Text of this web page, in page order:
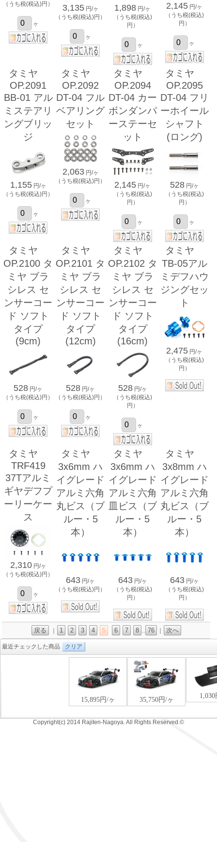
（うち税(税込)円）
ヶ
3,135 円/ヶ
（うち税(税込)円）
ヶ
1,898 円/ヶ
（うち税(税込)
円）
ヶ
2,145 円/ヶ
（うち税(税込)
円）
ヶ
タミヤ
OP.2091
BB-01 アル
ミステアリ
ングブリッ
ジ
1,155 円/ヶ
（うち税(税込)円）
ヶ
タミヤ
OP.2092
DT-04 フル
ベアリング
セット
2,063 円/ヶ
（うち税(税込)円）
ヶ
タミヤ
OP.2094
DT-04 カー
ボンダンパ
ーステーセ
ット
2,145 円/ヶ
（うち税(税込)
円）
ヶ
タミヤ
OP.2095
DT-04 フリ
ーホイール
シャフト
(ロング)
528 円/ヶ
（うち税(税込)
円）
ヶ
タミヤ
OP.2100 タ
ミヤ ブラ
シレス セ
ンサーコー
ド ソフト
タイプ
(9cm)
528 円/ヶ
（うち税(税込)円）
ヶ
タミヤ
OP.2101 タ
ミヤ ブラ
シレス セ
ンサーコー
ド ソフト
タイプ
(12cm)
528 円/ヶ
（うち税(税込)円）
ヶ
タミヤ
OP.2102 タ
ミヤ ブラ
シレス セ
ンサーコー
ド ソフト
タイプ
(16cm)
528 円/ヶ
（うち税(税込)
円）
ヶ
タミヤ
TB-05アル
ミデフハウ
ジングセッ
ト
2,475 円/ヶ
（うち税(税込)
円）
タミヤ
TRF419
37Tアルミ
ギヤデフプ
ーリーケー
ス
2,310 円/ヶ
（うち税(税込)円）
ヶ
タミヤ
3x6mm ハ
イグレード
アルミ六角
丸ビス（ブ
ルー・5
本）
643 円/ヶ
（うち税(税込)円）
タミヤ
3x6mm ハ
イグレード
アルミ六角
皿ビス（ブ
ルー・5
本）
643 円/ヶ
（うち税(税込)
円）
タミヤ
3x8mm ハ
イグレード
アルミ六角
丸ビス（ブ
ルー・5
本）
643 円/ヶ
（うち税(税込)
円）
戻る 1 2 3 4 5 6 7 8 .. 76 次へ
最近チェックした商品 クリア
Copyright(c) 2014 Rajiten-Nagoya. All Rights Reserved.©